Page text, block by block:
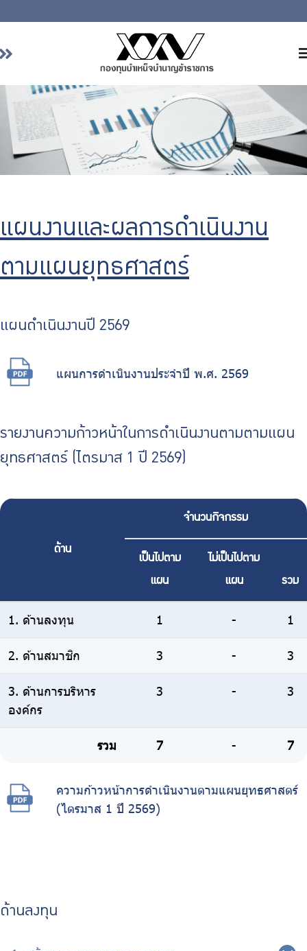
หน้าหลัก
เกี่ยวกับ กบข.
บริการสมาชิก
ลงทุน
รายงานผลการดำเนินงาน
จัดซื้อจัดจ้าง
ร่วมงานกับเรา
Eng
แผนงานและผลการดำเนินงาน
ตามแผนยุทธศาสตร์
แผนดำเนินงานปี 2569
แผนการดําเนินงานประจําปี พ.ศ. 2569
รายงานความก้าวหน้าในการดำเนิินงานตามตามแผน
ยุทธศาสตร์ (ไตรมาส 1 ปี 2569)
ด้าน
จำนวนกิจกรรม
เป็นไปตาม
แผน
ไม่เป็นไปตาม
แผน รวม
1. ด้านลงทุน 1 - 1
2. ด้านสมาชิก 3 - 3
3. ด้านการบริหาร
องค์กร
3 - 3
รวม 7 - 7
ความก้าวหน้าการดำเนินงานตามแผนยุทธศาสตร์
(ไตรมาส 1 ปี 2569)
ด้านลงทุน